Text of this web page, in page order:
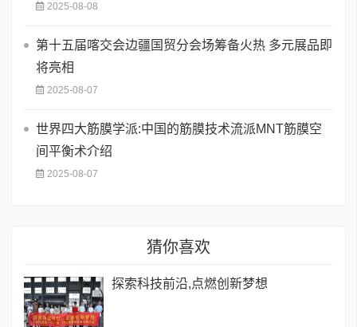
2025-08-08
第十五届喀交会边疆国贸分会场筹备火热 多元展品即
将亮相
2025-08-07
世界四大筋膜学派:中国的筋膜技术流派MNT筋膜空
间平衡术介绍
2025-08-07
猜你喜欢
探索科技前沿,点燃创新梦想